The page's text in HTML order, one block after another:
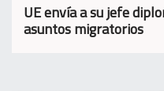
UE envía a su jefe
asuntos migratorios